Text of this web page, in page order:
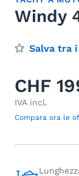
Windy
Salva tra
CHF
IVA incl.
Compara ora le